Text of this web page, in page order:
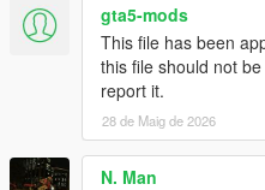
gta5-mods
This file has been
this file should not
report it.
28 de Maig de 2026
N. Man